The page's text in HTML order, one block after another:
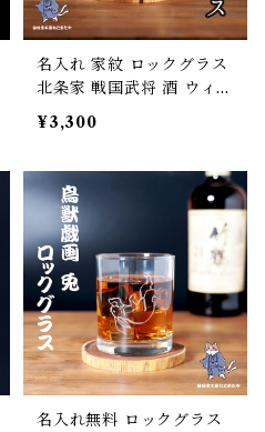
名入れ 家紋 ロックグラス
北条家 戦国武将 酒 ウィス
キー 焼酎 誕生日 父の日
母の日 敬老の日 プレゼン
¥3,300
名入れ無料 ロックグラス